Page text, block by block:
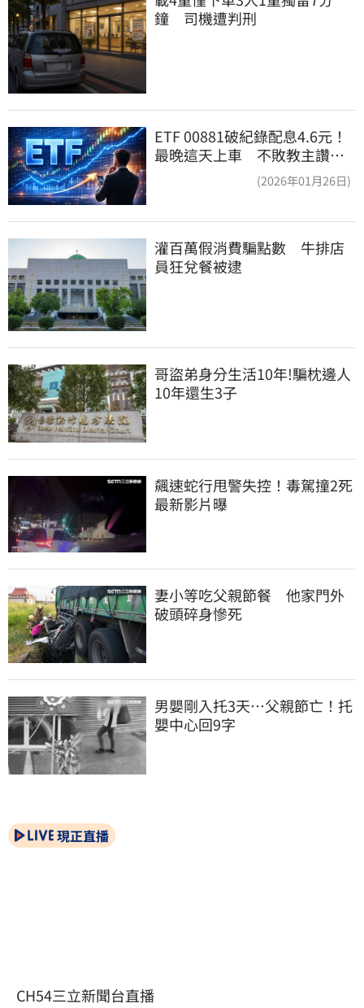
鐘　司機遭判刑
ETF 00881破紀錄配息4.6元！
最晚這天上車 不敗教主讚：
(2026年01月26日)
灌百萬假消費騙點數　牛排店
員狂兌餐被逮
哥盜弟身分生活10年!騙枕邊人
10年還生3子
飆速蛇行甩警失控！毒駕撞2死
最新影片曝
妻小等吃父親節餐　他家門外
破頭碎身慘死
男嬰剛入托3天…父親節亡！托
嬰中心回9字
現正直播
CH54三立新聞台直播